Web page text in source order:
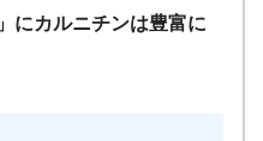
」にカルニチンは豊富に